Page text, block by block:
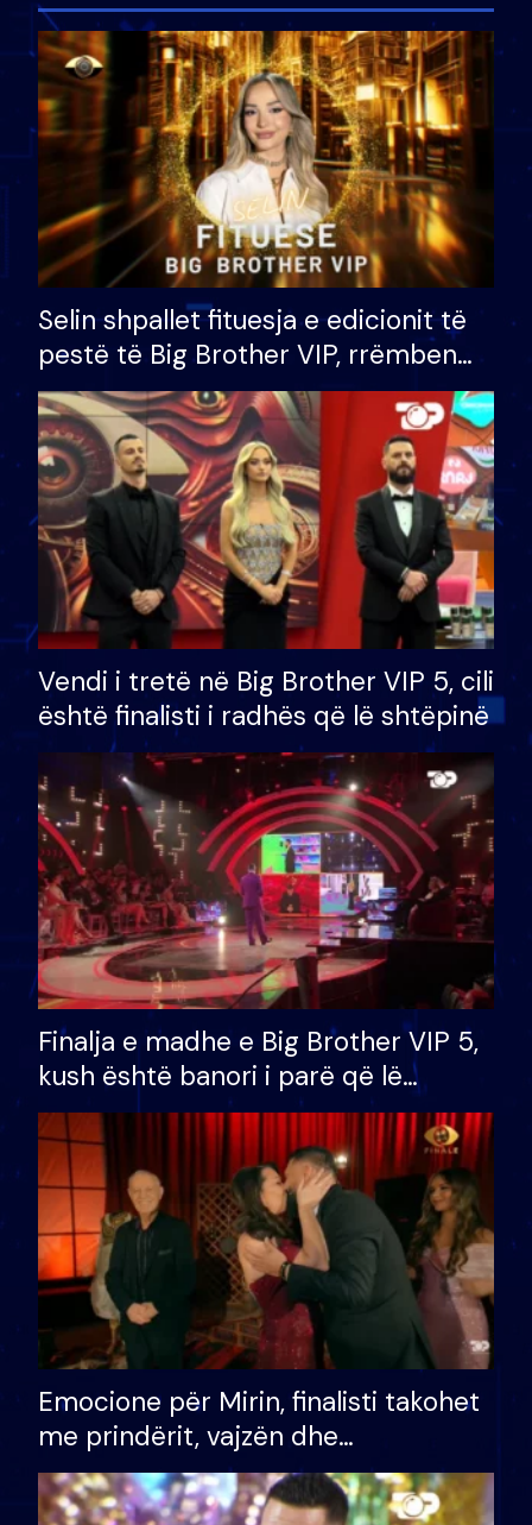
Selin shpallet fituesja e edicionit të
pestë të Big Brother VIP, rrëmben
çmimin e madh prej 100 mijë eurosh
Vendi i tretë në Big Brother VIP 5, cili
është finalisti i radhës që lë shtëpinë
Finalja e madhe e Big Brother VIP 5,
kush është banori i parë që lë
shtëpinë dhe humb mundësinë për
të fituar çmimin e madh
Emocione për Mirin, finalisti takohet
me prindërit, vajzën dhe
bashkëshorten: S’kemi ndonjë letër
divorci apo jo?